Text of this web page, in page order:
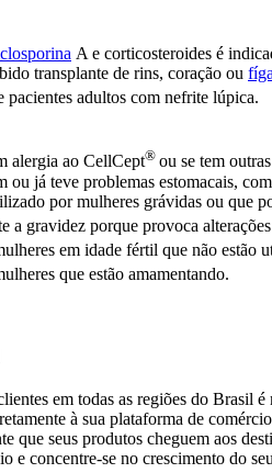
A e corticosteroides é
transplante de rins, coração ou
pacientes adultos com nefrite lúpica.
alergia ao CellCept® ou se tem
ou já teve problemas estomacais,
por mulheres grávidas ou que
a gravidez porque provoca
em idade fértil que não estão
que estão amamentando.
em todas as regiões do Brasil
à sua plataforma de
que seus produtos cheguem aos
e concentre-se no crescimento do